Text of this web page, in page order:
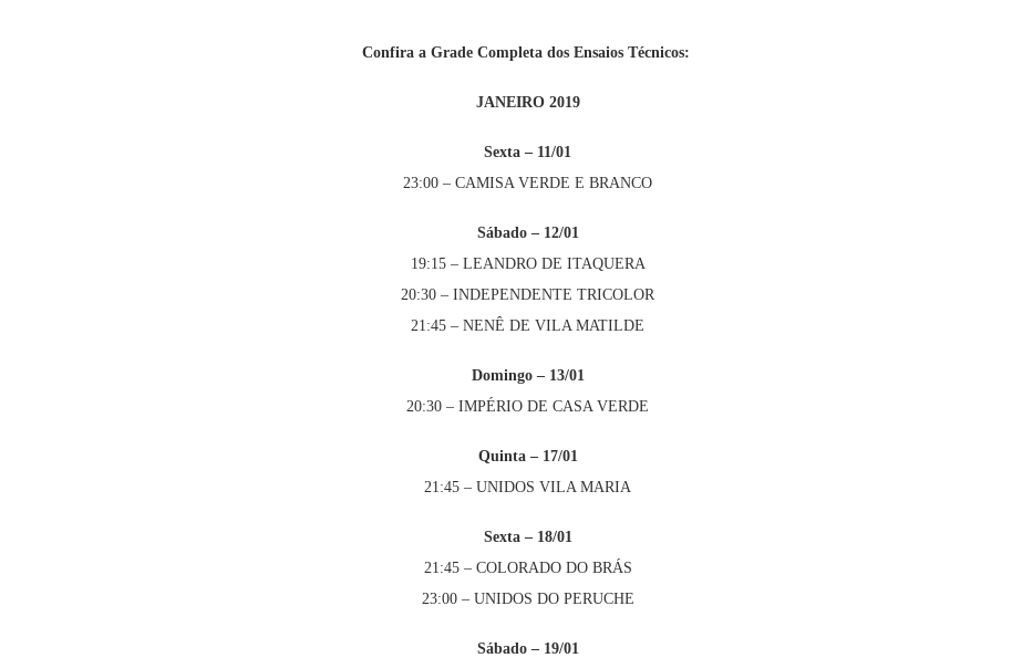
Confira a Grade Completa dos Ensaios Técnicos:
JANEIRO 2019
Sexta – 11/01
23:00 – CAMISA VERDE E BRANCO
Sábado– 12/01
19:15 – LEANDRO DE ITAQUERA
20:30 – INDEPENDENTE TRICOLOR
21:45 – NENÊ DE VILA MATILDE
Domingo – 13/01
20:30 – IMPÉRIO DE CASA VERDE
Quinta – 17/01
21:45 – UNIDOS VILA MARIA
Sexta – 18/01
21:45 – COLORADO DO BRÁS
23:00 – UNIDOS DO PERUCHE
Sábado – 19/01